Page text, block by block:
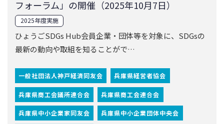
兵庫県商工会議所連合会 兵庫県商工会連合会
兵庫県中小企業家同友会
公益社団法人兵庫工業会